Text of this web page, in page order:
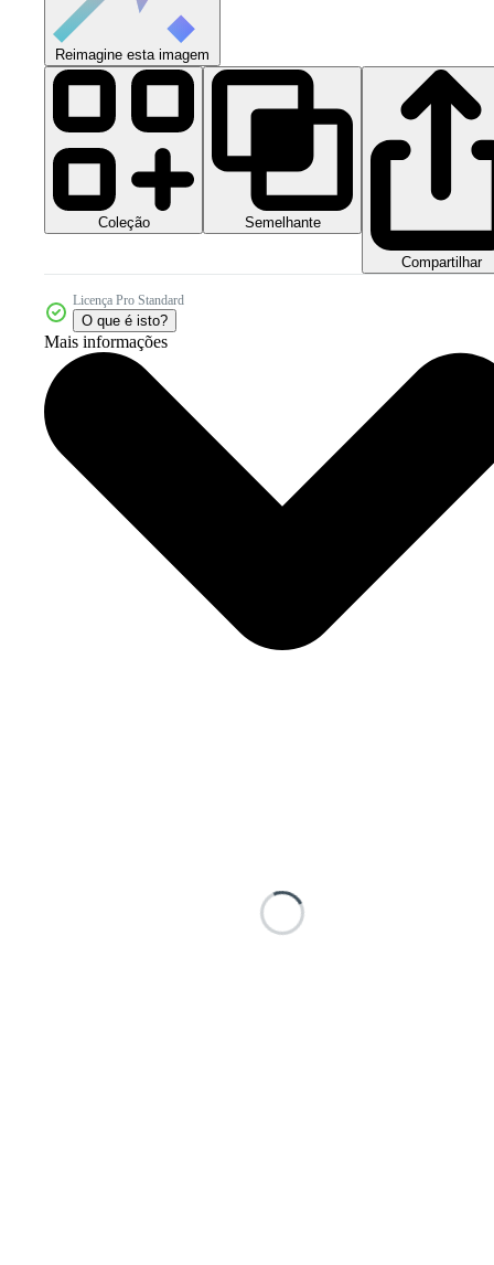
Reimagine esta imagem
Coleção Semelhante
Compartilhar
Licença Pro Standard
O que é isto?
Mais informações